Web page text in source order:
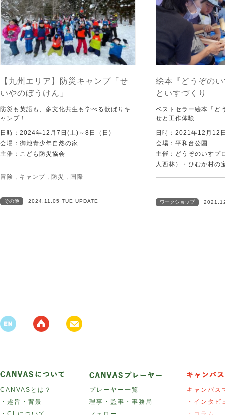
【九州エリア】防災キャンプ「せ
いやのぼうけん」
防災も英語も、多文化共生も学べる欲ばりキ
ャンプ！
日時：2024年12月7日(土)～8日（日)
会場：御池青少年自然の家
主催：こども防災協会
冒険 , キャンプ , 防災 , 国際
その他 2024.11.05 TUE UPDATE
絵本『どうぞの
といすづくり
ベストセラー絵本「ど
せと工作体験
日時：2021年12月12
会場：平和台公園
主催：どうぞのいすプ
人西林）・ひむか村の
ワークショップ
CANVASとは？
・趣旨・背景
プレーヤー一覧
理事・監事・事務局
キャンバス
・インタビ